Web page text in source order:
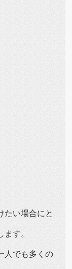
たい場合にと
す。
人でも多くの